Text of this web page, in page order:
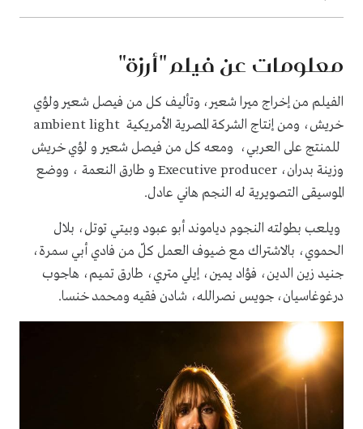
معلومات عن فيلم "أرزة"
الفيلم من إخراج ميرا شعير، وتأليف كل من فيصل شعير ولؤي
خريش، ومن إنتاج الشركة المصرية الأمريكية ‏ ambient light
للمنتج على العربي، ومعه كل من فيصل شعير و لؤي خريش
وزينة بدران، ‏Executive producer و طارق النعمة ، ووضع
الموسيقى التصويرية له النجم هاني عادل.
ويلعب بطولته النجوم دياموند أبو عبود وبيتي توتل، بلال
الحموي، بالاشتراك مع ضيوف العمل كلّ من فادي أبي سمرة،
جنيد زين الدين، فؤاد يمين، إيلي متري، طارق تميم، هاجوب
درغوغاسيان، جويس نصرالله، شادن فقيه ومحمد خنسا.